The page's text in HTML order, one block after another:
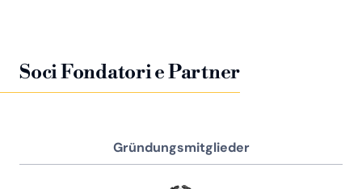
Soci Fondatori e Partner
Gründungsmitglieder